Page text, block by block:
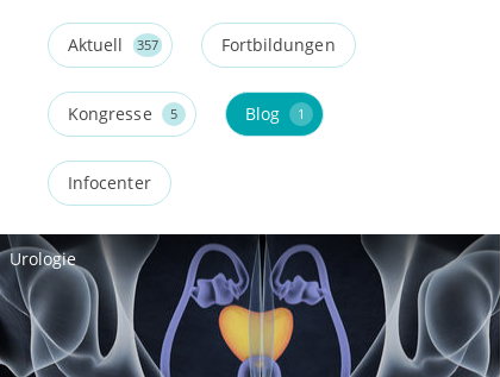
Aktuell 357 Fortbildungen
Kongresse 5 Blog 1
Infocenter
Urologie